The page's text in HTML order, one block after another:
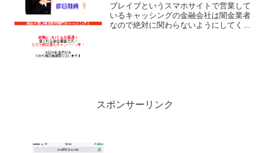
ブレイブというスマホサイトで営業して
いるキャッシングの金融会社は闇金業者
なので絶対に関わらないようにしてくだ
スポンサーリンク